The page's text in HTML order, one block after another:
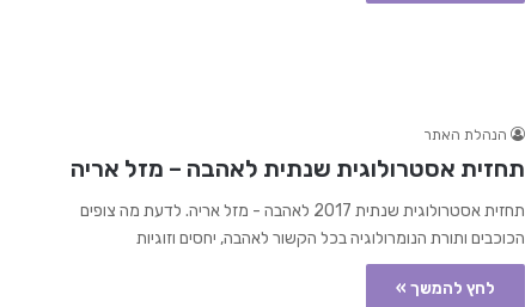
הנהלת האתר
תחזית אסטרולוגית שנתית לאהבה – מזל אריה
תחזית אסטרולוגית שנתית 2017 לאהבה - מזל אריה. לדעת מה צופים
הכוכבים ותורת הנומרולוגיה בכל הקשור לאהבה, יחסים וזוגיות
לחץ להמשך »